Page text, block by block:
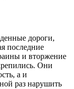
дороги,
последние
и вторжение
Они
а и
раз нарушить